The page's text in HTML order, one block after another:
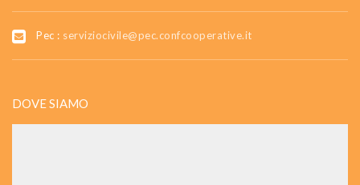
Pec : serviziocivile@pec.confcooperative.it
DOVE SIAMO